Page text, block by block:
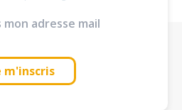
m'inscris